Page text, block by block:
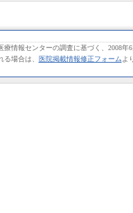
療情報センターの調査に基づく、2008年
場合は、
医院掲載情報修正フォーム よ